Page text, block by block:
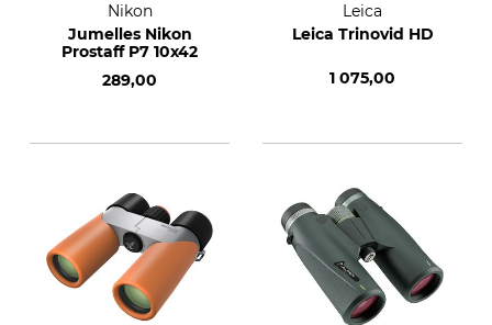
Nikon
Jumelles Nikon
Prostaff P7 10x42
289,00
Leica
Leica Trinovid HD
1 075,00